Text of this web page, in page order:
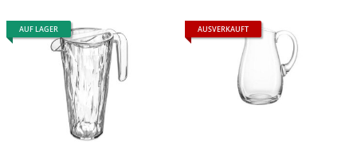
AUF LAGER AUSVERKAUFT